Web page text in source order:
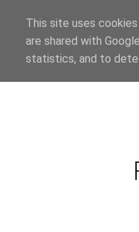
This site uses
are shared with
statistics, and to